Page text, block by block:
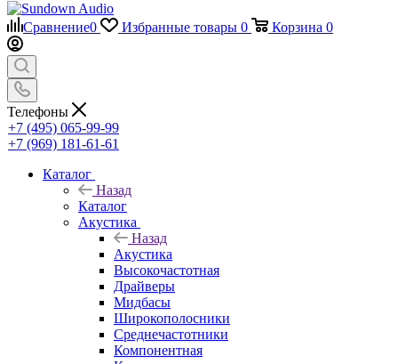
Сравнение0 Избранные товары 0 Корзина 0
Телефоны
+7 (495) 065-99-99
+7 (969) 181-61-61
Каталог
Назад
Каталог
Акустика
Назад
Акустика
Высокочастотная
Драйверы
Мидбасы
Широкополосники
Среднечастотники
Компонентная